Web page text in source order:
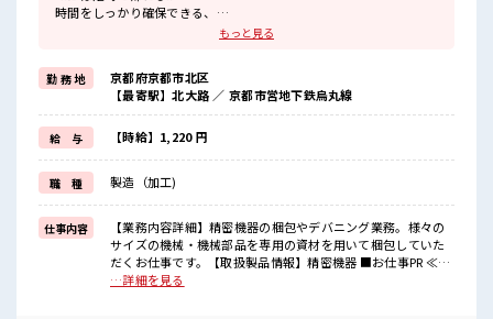
時間をしっかり確保できる、
≪週休2日制≫
週末は家族や友人と一緒にプライベート満喫！
≪モチベーションもUP≫
派手過ぎなければ髪型や髪色自由♪
(規定有)≪機能的な制服アリ≫
制服があるので、
毎日の服装の悩み解消♪
≪未経験でも活躍できる≫
新しいことにチャレンジするのは不安だけど、
しっかり働く環境が整っています！
イチからスキルUP・ステップUP目指していきましょう！
■職場の雰囲気
もっと見る
勤 務 地
京都府京都市北区
【最寄駅】北大路 ／ 京都市営地下鉄烏丸線
給 与 【時給】1,220 円
職 種 製造（加工)
仕事内容
【業務内容詳細】精密機器の梱包やデバニング業務。様々の
サイズの機械・機械部品を専用の資材を用いて梱包していた
だくお仕事です。【取扱製品情報】精密機器 ■お仕事PR ≪ほ
ぼ定時で帰れる≫ 時間をしっかり確保できる、 残業基本ナシ
…詳細を見る